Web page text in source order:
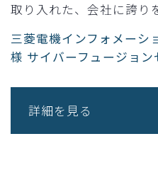
取り入れた、会社に誇り
三菱電機インフォメーシ
様 サイバーフュージョン
詳細を見る